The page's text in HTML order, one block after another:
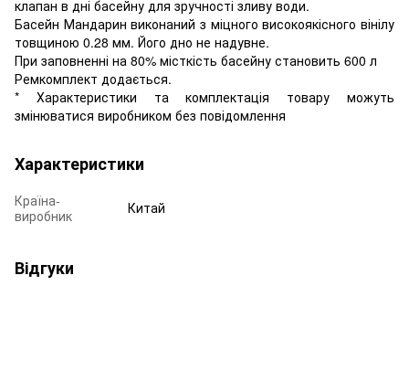
клапан в дні басейну для зручності зливу води.
Басейн Мандарин виконаний з міцного високоякісного вінілу
товщиною 0.28 мм. Його дно не надувне.
При заповненні на 80% місткість басейну становить 600 л
Ремкомплект додається.
* Характеристики та комплектація товару можуть
змінюватися виробником без повідомлення
Характеристики
Країна-
виробник
Китай
Відгуки